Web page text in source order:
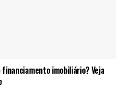
imobiliário? Veja